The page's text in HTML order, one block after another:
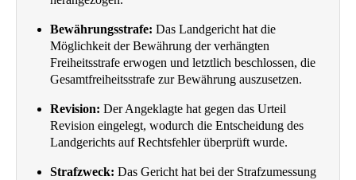
Bewährungsstrafe: Das Landgericht hat die
Möglichkeit der Bewährung der verhängten
Freiheitsstrafe erwogen und letztlich beschlossen, die
Gesamtfreiheitsstrafe zur Bewährung auszusetzen.
Revision: Der Angeklagte hat gegen das Urteil
Revision eingelegt, wodurch die Entscheidung des
Landgerichts auf Rechtsfehler überprüft wurde.
Strafzweck: Das Gericht hat bei der Strafzumessung